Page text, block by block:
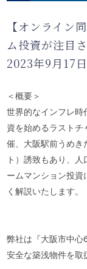
【オンライン
ム投資が注目
2023年9月17
＜概要＞
世界的なインフレ時
資を始めるラスト
催、大阪駅前うめき
ト）誘致もあり、
ームマンション投
く解説いたします。
弊社は『大阪市中心
安全な築浅物件を取